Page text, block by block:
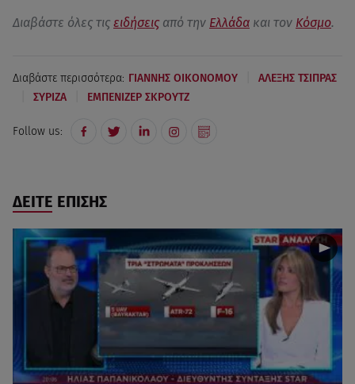
Διαβάστε όλες τις ειδήσεις από την Ελλάδα και τον Κόσμο.
Διαβάστε περισσότερα: ΓΙΑΝΝΗΣ ΟΙΚΟΝΟΜΟΥ ΑΛΕΞΗΣ ΤΣΙΠΡΑΣ
ΣΥΡΙΖΑ ΕΜΠΕΝΙΖΕΡ ΣΚΡΟΥΤΖ
Follow us:
ΔΕΙΤΕ ΕΠΙΣΗΣ